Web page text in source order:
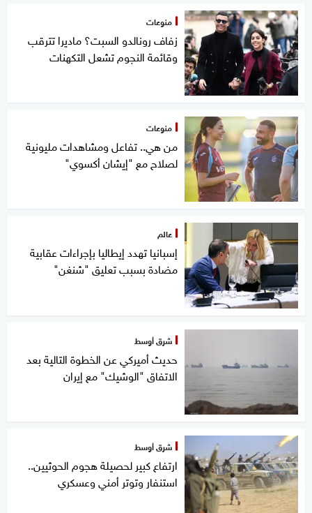
منوعات
زفاف رونالدو السبت؟ ماديرا تترقب
وقائمة النجوم تشعل التكهنات
منوعات
من هي.. تفاعل ومشاهدات مليونية
لصلاح مع "إيشان أكسوي"
عالم
إسبانيا تهدد إيطاليا بإجراءات عقابية
مضادة بسبب تعليق "شنغن"
شرق أوسط
حديث أميركي عن الخطوة التالية بعد
الاتفاق "الوشيك" مع إيران
شرق أوسط
ارتفاع كبير لحصيلة هجوم الحوثيين..
استنفار وتوتر أمني وعسكري